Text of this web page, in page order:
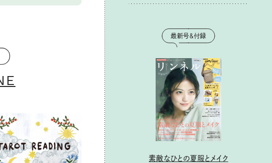
最新号＆付録
素敵なひとの夏服とメイク